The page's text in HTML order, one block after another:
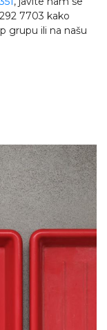
7703 kako
grupu ili na našu